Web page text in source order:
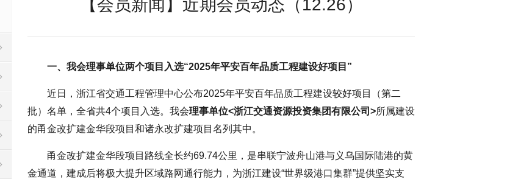
【会员新闻】近期会员动态（12.26）
一、我会理事单位两个项目入选“2025年平安百年品质工程建设好项目”
近日，浙江省交通工程管理中心公布2025年平安百年品质工程建设较好项目（第二
批）名单，全省共4个项目入选。我会理事单位<浙江交通资源投资集团有限公司>所属建设
的甬金改扩建金华段项目和诸永改扩建项目名列其中。
甬金改扩建金华段项目路线全长约69.74公里，是串联宁波舟山港与义乌国际陆港的黄
金通道，建成后将极大提升区域路网通行能力，为浙江建设“世界级港口集群”提供坚实支